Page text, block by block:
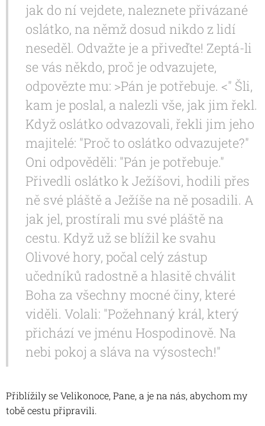
jak do ní vejdete, naleznete přivázané
oslátko, na němž dosud nikdo z lidí
neseděl. Odvažte je a přiveďte! Zeptá-li
se vás někdo, proč je odvazujete,
odpovězte mu: >Pán je potřebuje. <" Šli,
kam je poslal, a nalezli vše, jak jim řekl.
Když oslátko odvazovali, řekli jim jeho
majitelé: "Proč to oslátko odvazujete?"
Oni odpověděli: "Pán je potřebuje."
Přivedli oslátko k Ježíšovi, hodili přes
ně své pláště a Ježíše na ně posadili. A
jak jel, prostírali mu své pláště na
cestu. Když už se blížil ke svahu
Olivové hory, počal celý zástup
učedníků radostně a hlasitě chválit
Boha za všechny mocné činy, které
viděli. Volali: "Požehnaný král, který
přichází ve jménu Hospodinově. Na
nebi pokoj a sláva na výsostech!"
Přiblížily se Velikonoce, Pane, a je na nás, abychom my
tobě cestu připravili.